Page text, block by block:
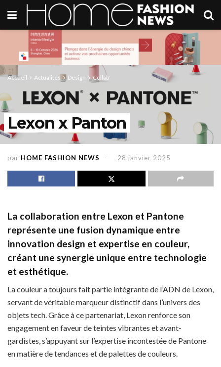
Accueil Actualités Design Collab'
Lexon x Panton
par HOME FASHION NEWS 28 janvier 2025
La collaboration entre Lexon et Pantone
représente une fusion dynamique entre
innovation design et expertise en couleur,
créant une synergie unique entre technologie
et esthétique.
La couleur a toujours fait partie intégrante de l’ADN de Lexon,
servant de véritable marqueur distinctif dans l’univers des
objets tech. Grâce à ce partenariat, Lexon renforce son
engagement en faveur de teintes vibrantes et avant-
gardistes, s’appuyant sur l’expertise incontestée de Pantone
en matière de tendances et de palettes de couleurs.